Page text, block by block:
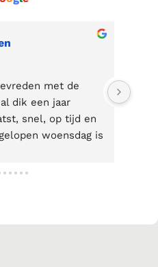
Power
en het hele
en goed
offerte, Rico
zaken te